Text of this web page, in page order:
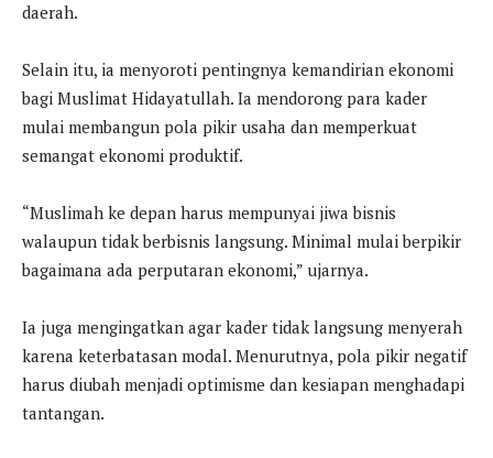
daerah.
Selain itu, ia menyoroti pentingnya kemandirian ekonomi
bagi Muslimat Hidayatullah. Ia mendorong para kader
mulai membangun pola pikir usaha dan memperkuat
semangat ekonomi produktif.
“Muslimah ke depan harus mempunyai jiwa bisnis
walaupun tidak berbisnis langsung. Minimal mulai berpikir
bagaimana ada perputaran ekonomi,” ujarnya.
Ia juga mengingatkan agar kader tidak langsung menyerah
karena keterbatasan modal. Menurutnya, pola pikir negatif
harus diubah menjadi optimisme dan kesiapan menghadapi
tantangan.